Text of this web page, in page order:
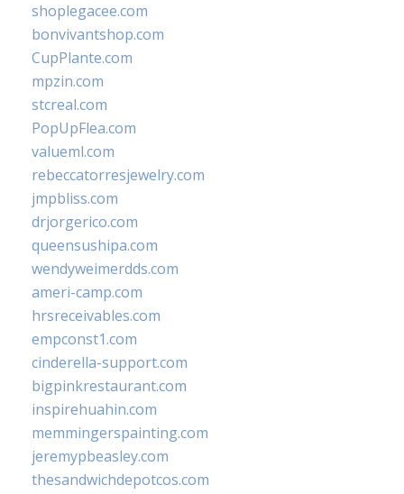
shoplegacee.com
bonvivantshop.com
CupPlante.com
mpzin.com
stcreal.com
PopUpFlea.com
valueml.com
rebeccatorresjewelry.com
jmpbliss.com
drjorgerico.com
queensushipa.com
wendyweimerdds.com
ameri-camp.com
hrsreceivables.com
empconst1.com
cinderella-support.com
bigpinkrestaurant.com
inspirehuahin.com
memmingerspainting.com
jeremypbeasley.com
thesandwichdepotcos.com